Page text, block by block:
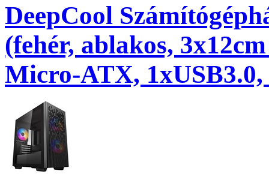
DeepCool
(fehér, ablakos,
Micro-ATX, 1xUSB3.0,